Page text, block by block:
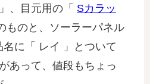
」、目元用の「 Sカラッ
ものと、ソーラーパネル
に「 レイ 」とついて
あって、値段もちょっ